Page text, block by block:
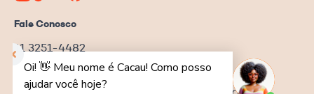
Fale Conosco
11 3251-4482
redacao@ongnews.com.br
Rua Manoel da Nóbrega, 354 – cj.32